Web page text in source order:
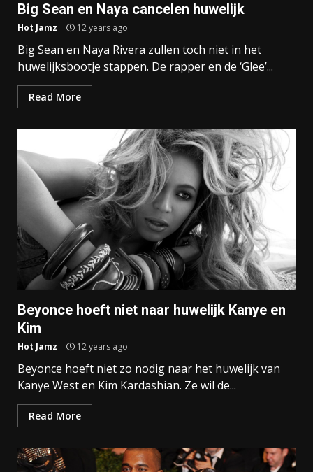
Big Sean en Naya cancelen huwelijk
Hot Jamz 12 years ago
Big Sean en Naya Rivera zullen toch niet in het
huwelijksbootje stappen. De rapper en de ‘Glee’...
Read More
Beyonce hoeft niet naar huwelijk Kanye en
Kim
Hot Jamz 12 years ago
Beyonce hoeft niet zo nodig naar het huwelijk van
Kanye West en Kim Kardashian. Ze wil de...
Read More